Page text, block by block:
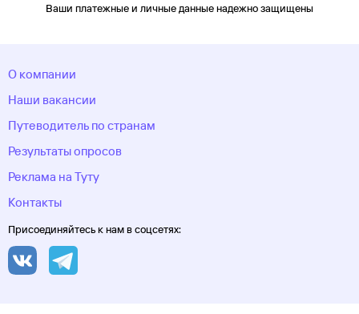
Ваши платежные и личные данные надежно защищены
О компании
Наши вакансии
Путеводитель по странам
Результаты опросов
Реклама на Туту
Контакты
Присоединяйтесь к нам в соцсетях: